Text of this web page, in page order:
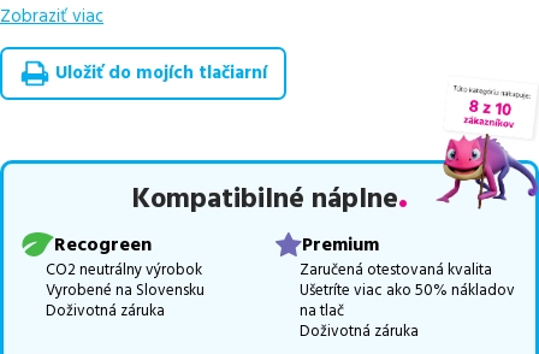
Z uvedeného množstva dostupných náplní
náplnev počte1ks, ako ajcenovo výhodnejšie alternatívy,
ktoré plne zachovávajú kvalitu tlače
overené náhrady v rôznych triedach
, medzi ktoré patríšpičková
Celá táto certifikovaná ponuka, spĺňajúca normy ISO 9001 a 14001,
zaručuje bezproblémovú tlač.Najlacnejší produktu nás nájdete
Vieme, že pri nákupe zohráva dôležitú úlohu aj dostupnosť. Preto
sa snažímepravidelne naskladňovať produkty, aby boli ihneď k
dispozícii na odoslanie.
Aktuálne máme k tejto tlačiarni
Zobraziť viac
Uložiť do mojích tlačiarní
Kompatibilné náplne
Recogreen
CO2 neutrálny výrobok
Vyrobené na Slovensku
Doživotná záruka
Premium
Zaručená otestovaná kvalita
Ušetríte viac ako 50% nákladov
na tlač
Doživotná záruka